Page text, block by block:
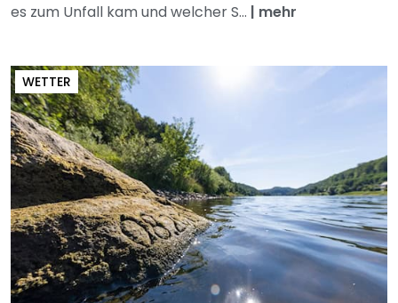
es zum Unfall kam und welcher S... | mehr
WETTER